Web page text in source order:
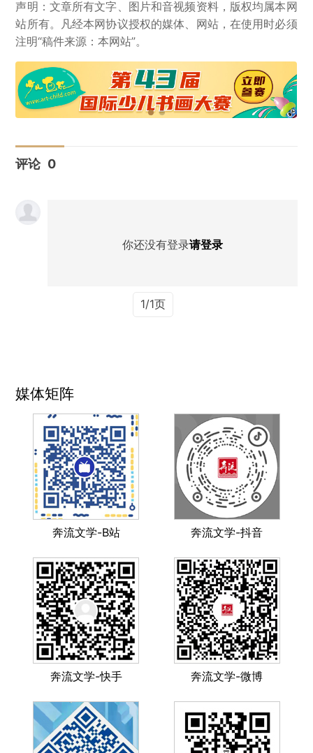
声明：文章所有文字、图片和音视频资料，版权均属本网
站所有。凡经本网协议授权的媒体、网站，在使用时必须
注明“稿件来源：本网站”。
评论 0
你还没有登录请登录
1/1页
媒体矩阵
奔流文学-B站 奔流文学-抖音
奔流文学-快手 奔流文学-微博